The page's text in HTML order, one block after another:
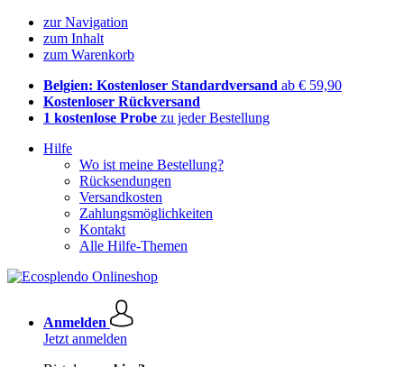
zur Navigation
zum Inhalt
zum Warenkorb
Belgien: Kostenloser Standardversand ab € 59,90
Kostenloser Rückversand
1 kostenlose Probe zu jeder Bestellung
Hilfe
Wo ist meine Bestellung?
Rücksendungen
Versandkosten
Zahlungsmöglichkeiten
Kontakt
Alle Hilfe-Themen
Anmelden
Jetzt anmelden